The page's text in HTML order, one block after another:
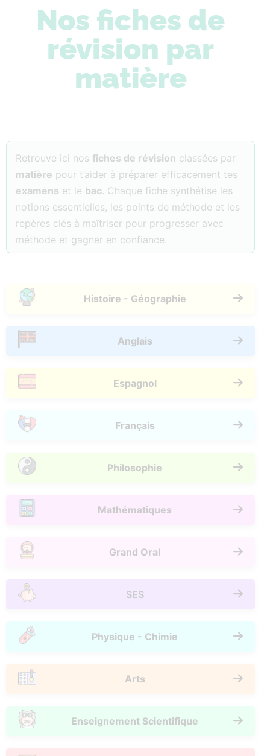
Nos fiches de
révision par
matière
Retrouve ici nos fiches de révision classées par
matière pour t’aider à préparer efficacement tes
examens et le bac. Chaque fiche synthétise les
notions essentielles, les points de méthode et les
repères clés à maîtriser pour progresser avec
méthode et gagner en confiance.
Histoire - Géographie
Anglais
Espagnol
Français
Philosophie
Mathématiques
Grand Oral
SES
Physique - Chimie
Arts
Enseignement Scientifique